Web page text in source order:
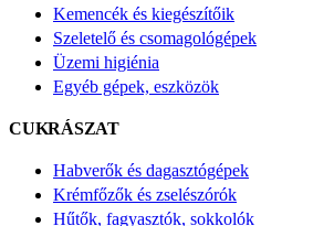
Kemencék és kiegészítőik
Szeletelő és csomagológépek
Üzemi higiénia
Egyéb gépek, eszközök
CUKRÁSZAT
Habverők és dagasztógépek
Krémfőzők és zselészórók
Hűtők, fagyasztók, sokkolók